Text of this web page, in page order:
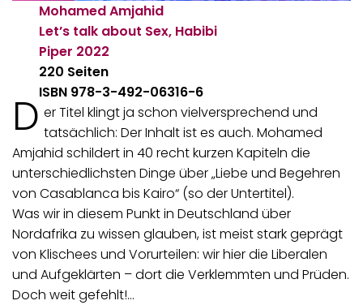
Mohamed Amjahid
Let’s talk about Sex, Habibi
Piper 2022
220 Seiten
ISBN 978-3-492-06316-6
D er Titel klingt ja schon vielversprechend und
tatsächlich: Der Inhalt ist es auch. Mohamed
Amjahid schildert in 40 recht kurzen Kapiteln die
unterschiedlichsten Dinge über „Liebe und Begehren
von Casablanca bis Kairo“ (so der Untertitel).
Was wir in diesem Punkt in Deutschland über
Nordafrika zu wissen glauben, ist meist stark geprägt
von Klischees und Vorurteilen: wir hier die Liberalen
und Aufgeklärten – dort die Verklemmten und Prüden.
Doch weit gefehlt!…